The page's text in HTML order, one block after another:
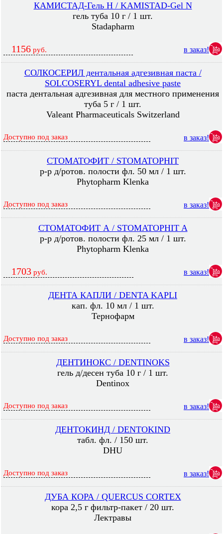
КАМИСТАД-Гель Н / KAMISTAD-Gel N
гель туба 10 г / 1 шт.
Stadapharm
1156 руб. в заказ!
СОЛКОСЕРИЛ дентальная адгезивная паста /
SOLCOSERYL dental adhesive paste
паста дентальная адгезивная для местного применения
туба 5 г / 1 шт.
Valeant Pharmaceuticals Switzerland
Доступно под заказ в заказ!
СТОМАТОФИТ / STOMATOPHIT
р-р д/ротов. полости фл. 50 мл / 1 шт.
Phytopharm Klenka
Доступно под заказ в заказ!
СТОМАТОФИТ А / STOMATOPHIT A
р-р д/ротов. полости фл. 25 мл / 1 шт.
Phytopharm Klenka
1703 руб. в заказ!
ДЕНТА КАПЛИ / DENTA KAPLI
кап. фл. 10 мл / 1 шт.
Тернофарм
Доступно под заказ в заказ!
ДЕНТИНОКС / DENTINOKS
гель д/десен туба 10 г / 1 шт.
Dentinox
Доступно под заказ в заказ!
ДЕНТОКИНД / DENTOKIND
табл. фл. / 150 шт.
DHU
Доступно под заказ в заказ!
ДУБА КОРА / QUERCUS CORTEX
кора 2,5 г фильтр-пакет / 20 шт.
Лектравы